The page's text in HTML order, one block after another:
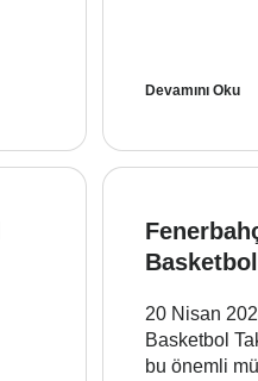
Devamını Oku
20 Nisan
Basketbol
bu önemli